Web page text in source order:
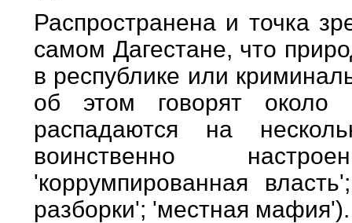
Распространена и точка
самом Дагестане, что
в республике или
об этом говорят около
распадаются на
воинственно
'коррумпированная
разборки'; 'местная мафия').